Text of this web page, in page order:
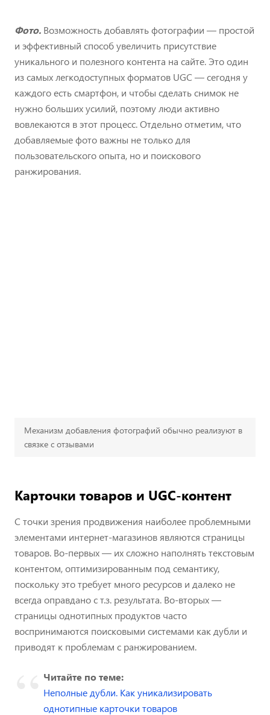
Фото. Возможность добавлять фотографии — простой
и эффективный способ увеличить присутствие
уникального и полезного контента на сайте. Это один
из самых легкодоступных форматов UGC — сегодня у
каждого есть смартфон, и чтобы сделать снимок не
нужно больших усилий, поэтому люди активно
вовлекаются в этот процесс. Отдельно отметим, что
добавляемые фото важны не только для
пользовательского опыта, но и поискового
ранжирования.
Механизм добавления фотографий обычно реализуют в
связке с отзывами
Карточки товаров и UGC-контент
С точки зрения продвижения наиболее проблемными
элементами интернет-магазинов являются страницы
товаров. Во-первых — их сложно наполнять текстовым
контентом, оптимизированным под семантику,
поскольку это требует много ресурсов и далеко не
всегда оправдано с т.з. результата. Во-вторых —
страницы однотипных продуктов часто
воспринимаются поисковыми системами как дубли и
приводят к проблемам с ранжированием.
Читайте по теме:
Неполные дубли. Как уникализировать
однотипные карточки товаров